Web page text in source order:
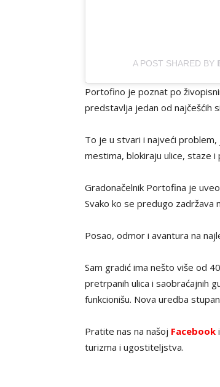
A POST SHARED BY
Portofino je poznat po
predstavlja jedan od najčešćih
To je u stvari i najveći
mestima, blokiraju ulice, staze
Gradonačelnik Portofina je
Svako ko se predugo zadržava
Posao, odmor i avantura na
Sam gradić ima nešto više od
pretrpanih ulica i saobraćajnih
funkcionišu. Nova uredba
Pratite nas na našoj Facebook i
turizma i ugostiteljstva.